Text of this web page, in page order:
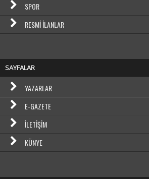
SPOR
RESMI İLANLAR
SAYFALAR
YAZARLAR
E-GAZETE
İLETIŞIM
KÜNYE